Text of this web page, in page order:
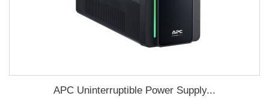
APC Uninterruptible Power Supply...